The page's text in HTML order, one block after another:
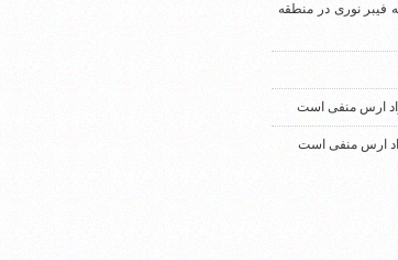
فیبر نوری در منطقه
ارس منفی است
ارس منفی است